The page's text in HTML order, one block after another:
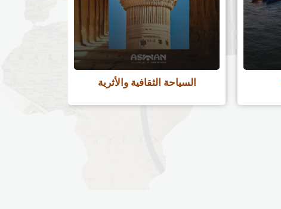
السياحة الثقافية والأثرية